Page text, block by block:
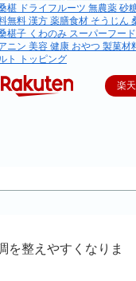
椹 ドライフルーツ 無農薬 砂
無料 漢方 薬膳食材 そうじん
椹子 くわのみ スーパーフー
ニン 美容 健康 おやつ 製菓材
ト トッピング
楽
を整えやすくなりま